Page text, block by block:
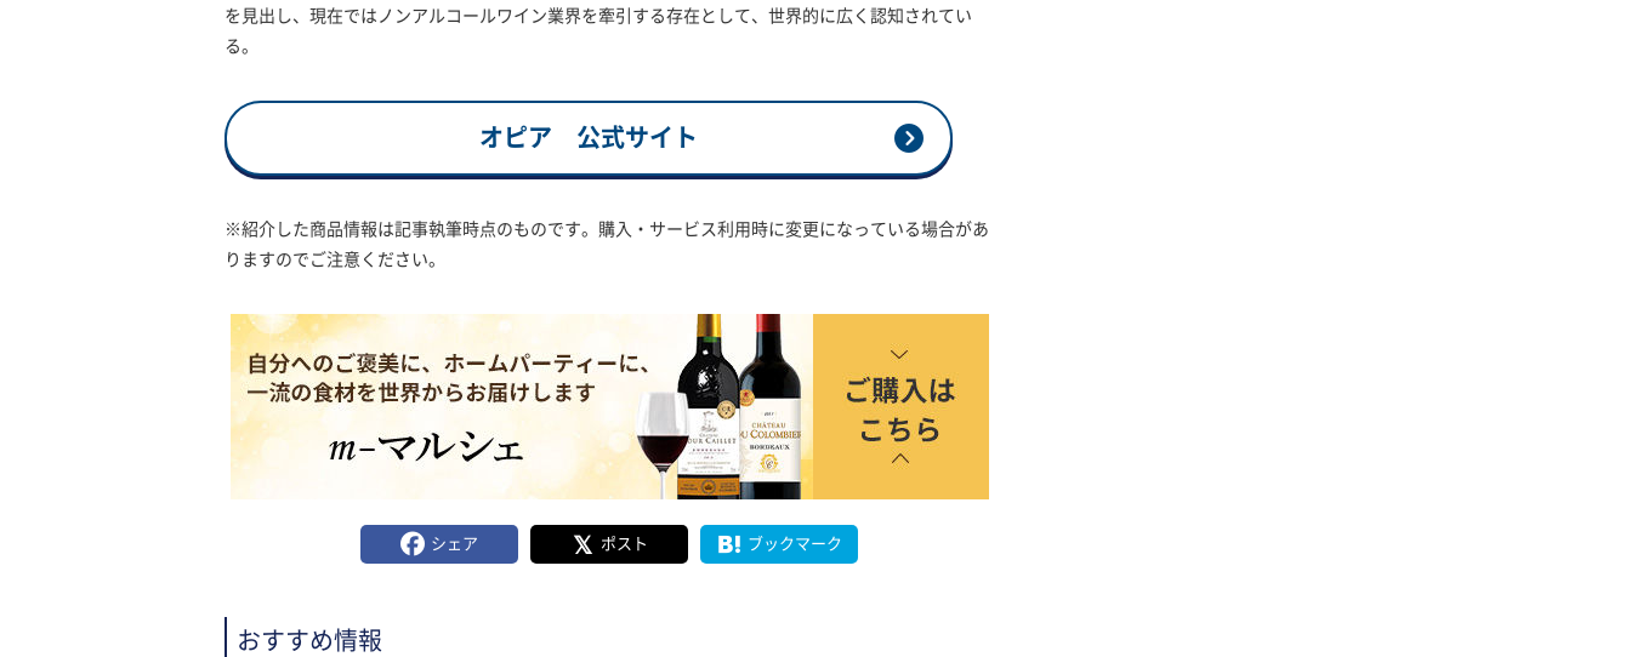
を見出し、現在ではノンアルコールワイン業界を牽引する存在として、世界的に広く認知されてい
る。
オピア 公式サイト
※紹介した商品情報は記事執筆時点のものです。購入・サービス利用時に変更になっている場合があ
りますのでご注意ください。
シェア ポスト ブックマーク
おすすめ情報